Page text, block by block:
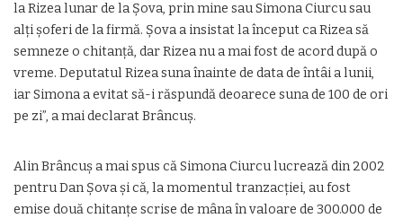
la Rizea lunar de la Şova, prin mine sau Simona Ciurcu sau
alţi şoferi de la firmă. Şova a insistat la început ca Rizea să
semneze o chitanţă, dar Rizea nu a mai fost de acord după o
vreme. Deputatul Rizea suna înainte de data de întâi a lunii,
iar Simona a evitat să-i răspundă deoarece suna de 100 de ori
pe zi”, a mai declarat Brâncuș.
Alin Brâncuș a mai spus că Simona Ciurcu lucrează din 2002
pentru Dan Şova şi că, la momentul tranzacţiei, au fost
emise două chitanţe scrise de mâna în valoare de 300.000 de